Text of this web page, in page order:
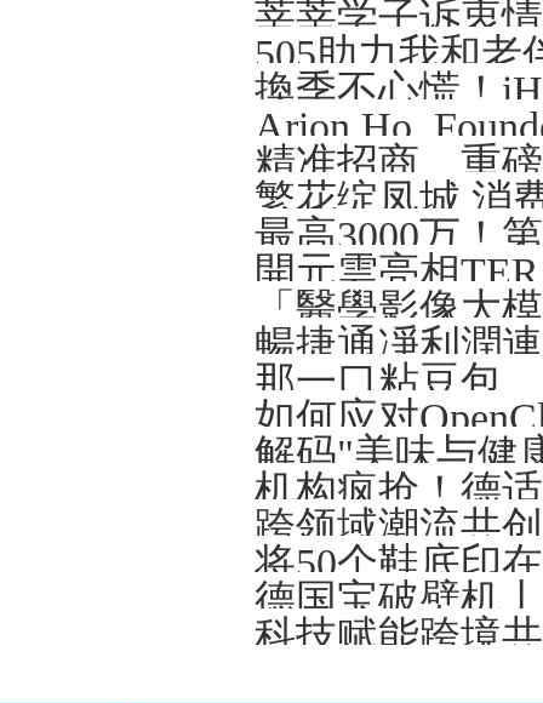
莘莘学子诉衷情
505助力我和老
精准招商、重
繁花绽凤城 消
開元雲亮相
解码"美味与健
将50个鞋底印
德国宝破壁机